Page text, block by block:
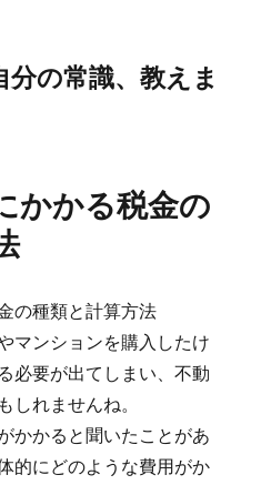
の常識、教えま
かかる税金の
の種類と計算方法
マンションを購入したけ
必要が出てしまい、不動
しれませんね。
かかると聞いたことがあ
的にどのような費用がか